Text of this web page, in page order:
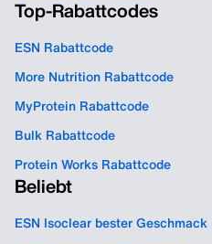
Top-Rabattcodes
ESN Rabattcode
More Nutrition Rabattcode
MyProtein Rabattcode
Bulk Rabattcode
Protein Works Rabattcode
Beliebt
ESN Isoclear bester Geschmack